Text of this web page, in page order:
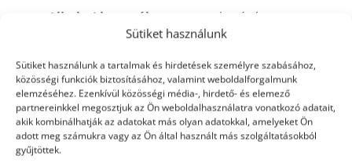
Sütiket használunk
Sütiket használunk a tartalmak és hirdetések személyre szabásához,
közösségi funkciók biztosításához, valamint weboldalforgalmunk
elemzéséhez. Ezenkívül közösségi média-, hirdető- és elemező
partnereinkkel megosztjuk az Ön weboldalhasználatra vonatkozó adatait,
akik kombinálhatják az adatokat más olyan adatokkal, amelyeket Ön
adott meg számukra vagy az Ön által használt más szolgáltatásokból
gyűjtöttek.
Alkalmi használatra:
gyors hatású
megoldások, például gél vagy spray
Hosszú távra:
kapszulás készítmények,
amelyek rendszeres szedés mellett fejtenek
ki hatást
A hatásidő kiválasztása a felhasználás céljától
és az életstílustól függ.